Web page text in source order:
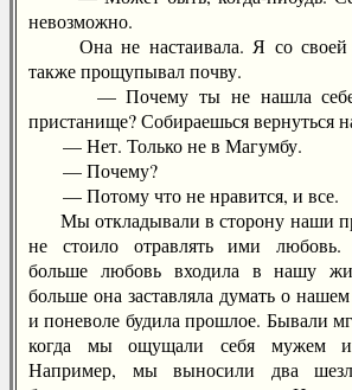
невозможно.
Она не настаивала. Я со своей
также прощупывал почву.
— Почему ты не нашла себе
пристанище? Собираешься вернуться
— Нет. Только не в Магумбу.
— Почему?
— Потому что не нравится, и все.
Мы откладывали в сторону наши
не стоило отравлять ими
больше любовь входила в нашу
больше она заставляла думать о
и поневоле будила прошлое. Бывали
когда мы ощущали себя мужем
Например, мы выносили два